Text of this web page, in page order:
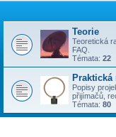
Teorie
Teoretická
FAQ.
Témata: 22
Popisy
přijímačů,
Témata: 80